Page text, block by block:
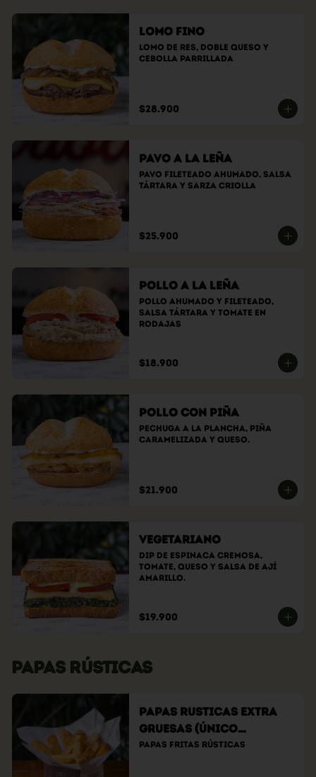
Lomo Fino
Lomo de res, doble queso y
cebolla parrillada
$28.900
Pavo a la Leña
Pavo fileteado ahumado, Salsa
tártara y sarza criolla
$25.900
Pollo a la Leña
Pollo ahumado y fileteado,
Salsa tártara y tomate en
rodajas
$18.900
Pollo con Piña
Pechuga a la plancha, piña
caramelizada y queso.
$21.900
Vegetariano
Dip de espinaca cremosa,
tomate, queso y salsa de ají
amarillo.
$19.900
PAPAS RÚSTICAS
Papas Rusticas Extra
Gruesas (Único
tamaño)
Papas fritas rústicas